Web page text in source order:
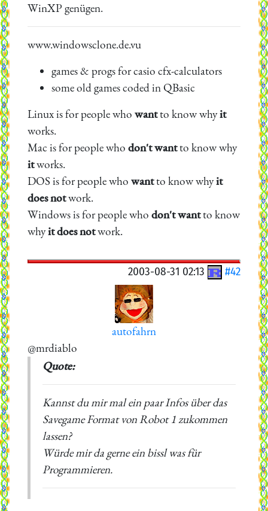
WinXP genügen.
www.windowsclone.de.vu
games & progs for casio cfx-calculators
some old games coded in QBasic
Linux is for people who wantto know whyit
works.
Mac is for people who don't wantto know why
itworks.
DOS is for people who wantto know whyit
does notwork.
Windows is for people who don't wantto know
whyit does notwork.
2003-08-31 02:13 #42
autofahrn
@mrdiablo
Quote:
Kannst du mir mal ein paar Infos über das
Savegame Format von Robot 1 zukommen
lassen?
Würde mir da gerne ein bissl was für
Programmieren.